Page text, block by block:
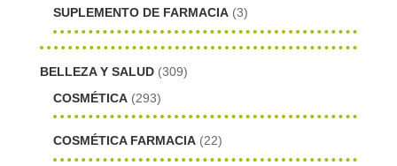
SUPLEMENTO DE FARMACIA (3)
BELLEZA Y SALUD (309)
COSMÉTICA (293)
COSMÉTICA FARMACIA (22)